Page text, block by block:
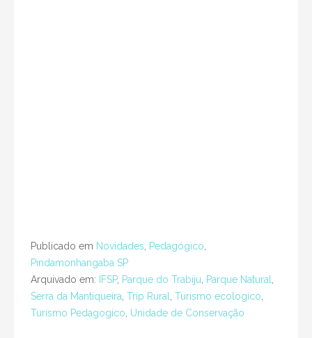
Publicado em Novidades Pedagógico
Pindamonhangaba SP
Arquivado em:
IFSP, Parque do Trabiju Parque Natural
Serra da Mantiqueira Trip Rural Turismo ecologico
Turismo Pedagogico Unidade de Conservação